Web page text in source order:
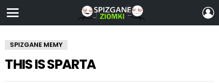
SPIZGANE MEMY
THIS IS SPARTA